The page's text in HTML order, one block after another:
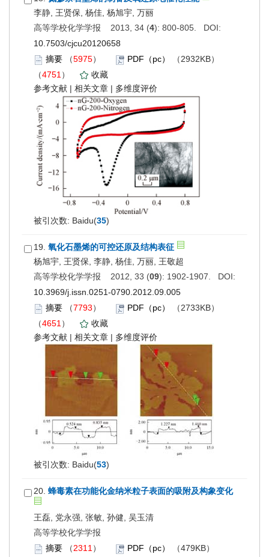
李静, 王贤保, 杨佳, 杨旭宇, 万丽
高等学校化学学报 2013, 34 (4): 800-805. DOI:
10.7503/cjcu20120658
摘要 （5975） PDF（pc）
（2932KB）
（4751）
收藏
参考文献 | 相关文章 | 多维度评价
被引次数: Baidu(35)
19. 氧化石墨烯的可控还原及结构表征
杨旭宇, 王贤保, 李静, 杨佳, 万丽, 王敬超
高等学校化学学报 2012, 33 (09): 1902-1907. DOI:
10.3969/j.issn.0251-0790.2012.09.005
摘要 （7793） PDF（pc）
（2733KB）
（4651）
收藏
参考文献 | 相关文章 | 多维度评价
被引次数: Baidu(53)
20. 蜂毒素在功能化金纳米粒子表面的吸附及构象变化
王磊, 党永强, 张敏, 孙健, 吴玉清
高等学校化学学报
摘要 （2311） PDF（pc）
（479KB）